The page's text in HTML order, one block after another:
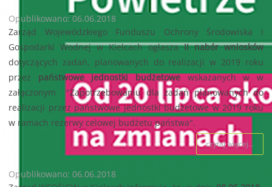
Opublikowano: 06.06.2018
Zarząd Wojewódzkiego Funduszu Ochrony Środowiska i
Gospodarki Wodnej w Kielcach ogłaszaII nabór wniosków
dotyczących zadań, planowanych do realizacji w 2019 roku
przez państwowe jednostki budżetowewskazanych w w
załączonym "Zapotrzebowaniu dla zadań planowanych do
realizacji przez państwowe jednostki budżetowe w 2019 roku
w ramach rezerwy celowej budżetu państwa".
czytaj więcej...
Opublikowano: 06.06.2018